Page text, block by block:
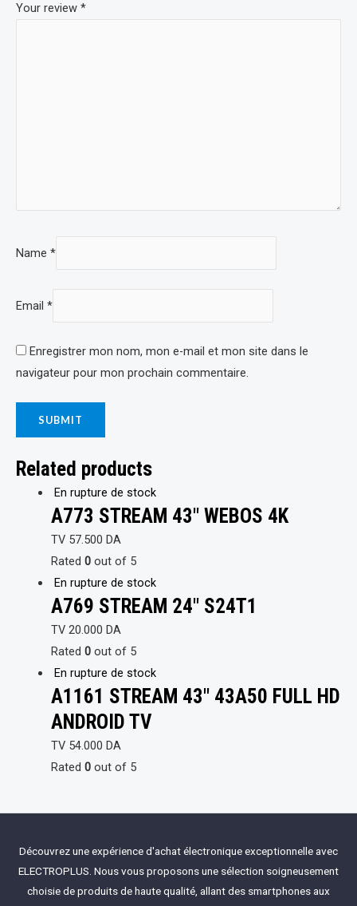
Your review *
Name *
Email *
Enregistrer mon nom, mon e-mail et mon site dans le
navigateur pour mon prochain commentaire.
Related products
En rupture de stock
A773 STREAM 43″ WEBOS 4K
TV 57.500 DA
Rated 0out of 5
En rupture de stock
A769 STREAM 24″ S24T1
TV 20.000 DA
Rated 0out of 5
En rupture de stock
A1161 STREAM 43″ 43A50 FULL HD
ANDROID TV
TV 54.000 DA
Rated 0out of 5
Découvrez une expérience d'achat électronique exceptionnelle avec
ELECTROPLUS. Nous vous proposons une sélection soigneusement
choisie de produits de haute qualité, allant des smartphones aux